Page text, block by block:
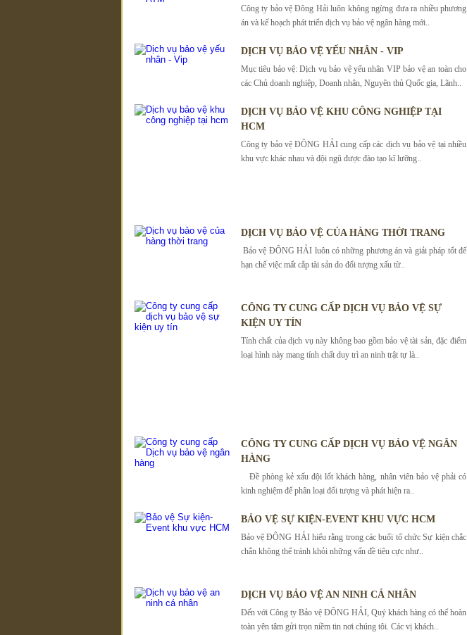
Công ty bảo vệ Đông Hải luôn không ngừng đưa ra nhiều phương
án và kế hoạch phát triển dịch vụ bảo vệ ngân hàng mới..
DỊCH VỤ BẢO VỆ YẾU NHÂN - VIP
Mục tiêu bảo vệ: Dịch vụ bảo vệ yếu nhân VIP bảo vệ an toàn cho
các Chủ doanh nghiệp, Doanh nhân, Nguyên thủ Quốc gia, Lãnh..
DỊCH VỤ BẢO VỆ KHU CÔNG NGHIỆP TẠI
HCM
Công ty bảo vệ ĐÔNG HẢI cung cấp các dịch vụ bảo vệ tại nhiều
khu vực khác nhau và đội ngũ được đào tạo kĩ lưỡng..
DỊCH VỤ BẢO VỆ CỦA HÀNG THỜI TRANG
Bảo vệ ĐÔNG HẢI luôn có những phương án và giải pháp tốt để
hạn chế việc mất cắp tài sản do đối tượng xấu từ..
CÔNG TY CUNG CẤP DỊCH VỤ BẢO VỆ SỰ
KIỆN UY TÍN
Tính chất của dịch vụ này không bao gồm bảo vệ tài sản, đặc điểm
loại hình này mang tính chất duy trì an ninh trật tự là..
CÔNG TY CUNG CẤP DỊCH VỤ BẢO VỆ NGÂN
HÀNG
Đề phòng kẻ xấu đội lốt khách hàng, nhân viên bảo vệ phải có
kinh nghiệm để phân loại đối tượng và phát hiện ra..
BẢO VỆ SỰ KIỆN-EVENT KHU VỰC HCM
Bảo vệ ĐÔNG HẢI hiểu rằng trong các buổi tổ chức Sự kiện chắc
chắn không thể tránh khỏi những vấn đề tiêu cực như..
DỊCH VỤ BẢO VỆ AN NINH CÁ NHÂN
Đến với Công ty Bảo vệ ĐÔNG HẢI, Quý khách hàng có thể hoàn
toàn yên tâm gửi trọn niềm tin nơi chúng tôi. Các vị khách..